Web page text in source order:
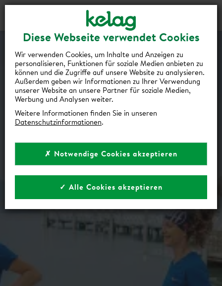
Diese Webseite verwendet Cookies
Wir verwenden Cookies, um Inhalte und Anzeigen zu
personalisieren, Funktionen für soziale Medien anbieten zu
können und die Zugriffe auf unsere Website zu analysieren.
Außerdem geben wir Informationen zu Ihrer Verwendung
unserer Website an unsere Partner für soziale Medien,
Werbung und Analysen weiter.
Weitere Informationen finden Sie in unseren
Datenschutzinformationen.
✗ Notwendige Cookies akzeptieren
✓ Alle Cookies akzeptieren
Gutscheine Events Suche